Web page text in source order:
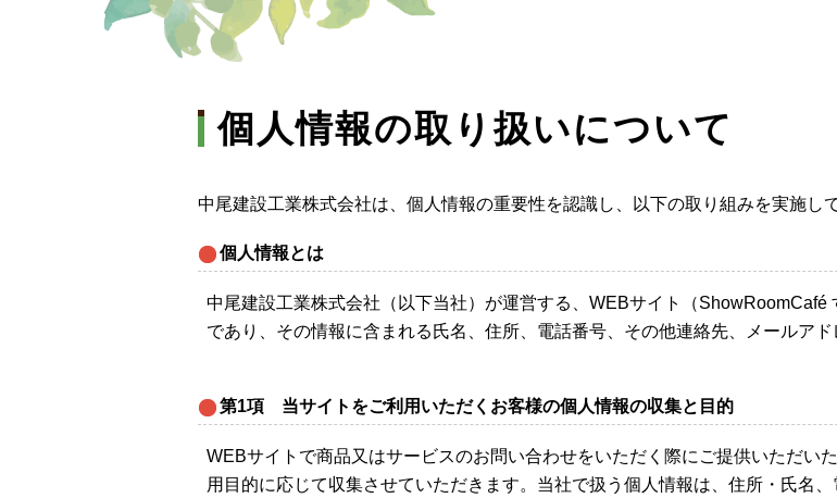
個人情報の取り扱いについて
中尾建設工業株式会社は、個人情報の重要性を認識し、以下の取り組みを実施し
個人情報とは
中尾建設工業株式会社（以下当社）が運営する、WEBサイト（
であり、その情報に含まれる氏名、住所、電話番号、その他連絡先、メールアド
第1項 当サイトをご利用いただくお客様の個人情報の収集と目的
WEBサイトで商品又はサービスのお問い合わせをいただく際にご提供いただい
用目的に応じて収集させていただきます。当社で扱う個人情報は、住所・氏名